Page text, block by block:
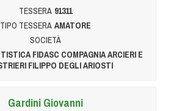
TESSERA 91311
TIPO TESSERA AMATORE
SOCIETÀ
FIDASC COMPAGNIA ARCIERI E
FILIPPO DEGLI ARIOSTI
Gardini Giovanni